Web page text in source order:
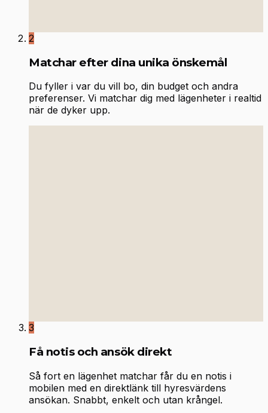
2
Matchar efter dina unika önskemål
Du fyller i var du vill bo, din budget och andra
preferenser. Vi matchar dig med lägenheter i realtid
när de dyker upp.
3
Få notis och ansök direkt
Så fort en lägenhet matchar får du en notis i
mobilen med en direktlänk till hyresvärdens
ansökan. Snabbt, enkelt och utan krångel.